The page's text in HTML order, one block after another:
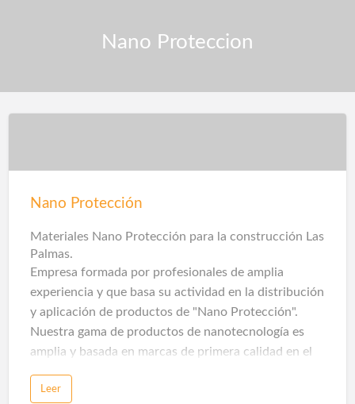
Nano Proteccion
Nano Protección
Materiales Nano Protección para la construcción Las
Palmas.
Empresa formada por profesionales de amplia
experiencia y que basa su actividad en la distribución
y aplicación de productos de "Nano Protección".
Nuestra gama de productos de nanotecnología es
amplia y basada en marcas de primera calidad en el
Leer